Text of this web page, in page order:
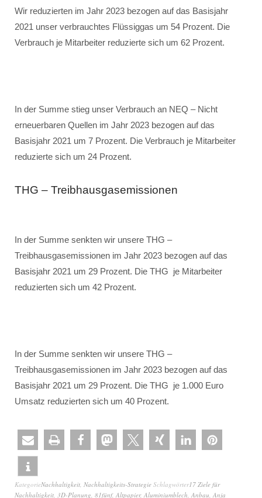
Wir reduzierten im Jahr 2023 bezogen auf das Basisjahr
2021 unser verbrauchtes Flüssiggas um 54 Prozent. Die
Verbrauch je Mitarbeiter reduzierte sich um 62 Prozent.
In der Summe stieg unser Verbrauch an NEQ – Nicht
erneuerbaren Quellen im Jahr 2023 bezogen auf das
Basisjahr 2021 um 7 Prozent. Die Verbrauch je Mitarbeiter
reduzierte sich um 24 Prozent.
THG – Treibhausgasemissionen
In der Summe senkten wir unsere THG –
Treibhausgasemissionen im Jahr 2023 bezogen auf das
Basisjahr 2021 um 29 Prozent. Die THG je Mitarbeiter
reduzierten sich um 42 Prozent.
In der Summe senkten wir unsere THG –
Treibhausgasemissionen im Jahr 2023 bezogen auf das
Basisjahr 2021 um 29 Prozent. Die THG je 1.000 Euro
Umsatz reduzierten sich um 40 Prozent.
KategorieNachhaltigkeit, Nachhaltigkeits-Strategie Schlagwörter17 Ziele für
Nachhaltigkeit, 3D-Planung, 81fünf, Altpapier, Aluminiumblech, Anbau, Anja